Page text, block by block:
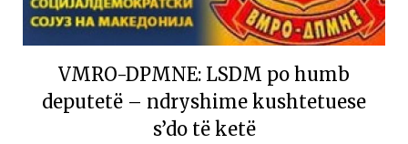
VMRO-DPMNE: LSDM po humb
deputetë – ndryshime kushtetuese
s’do të ketë